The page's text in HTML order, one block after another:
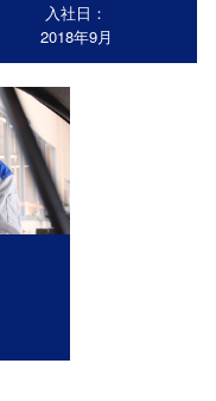
入社日：
2018年9月